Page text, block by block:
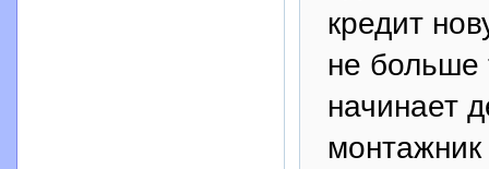
кредит
не больше
начинает
монтажник